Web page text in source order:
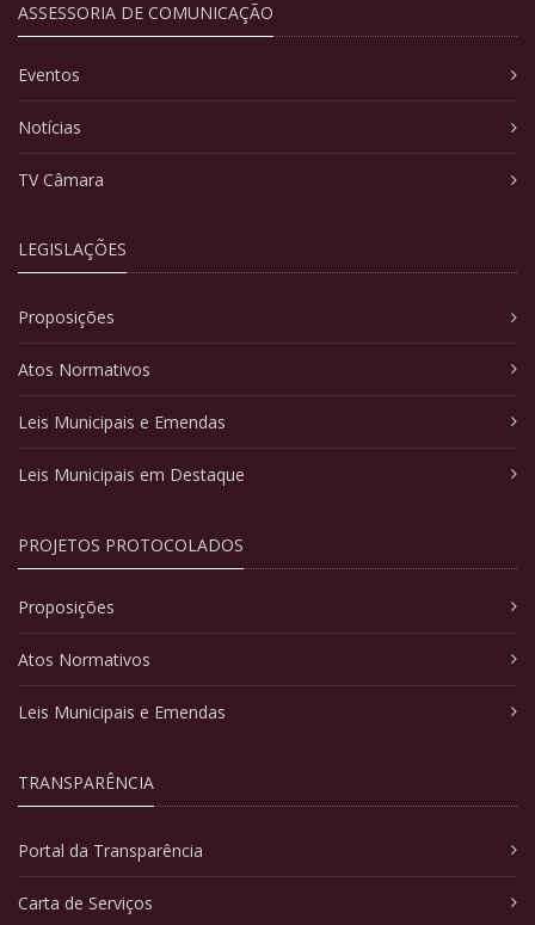
ASSESSORIA DE COMUNICAÇÃO
Eventos
Notícias
TV Câmara
LEGISLAÇÕES
Proposições
Atos Normativos
Leis Municipais e Emendas
Leis Municipais em Destaque
PROJETOS PROTOCOLADOS
Proposições
Atos Normativos
Leis Municipais e Emendas
TRANSPARÊNCIA
Portal da Transparência
Carta de Serviços